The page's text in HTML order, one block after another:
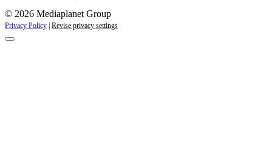
© 2026 Mediaplanet Group
Privacy Policy | Revise privacy settings